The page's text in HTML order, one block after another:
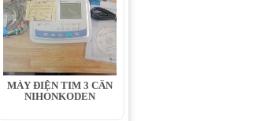
MÁY ĐIỆN TIM 3 CẦN
NIHONKODEN